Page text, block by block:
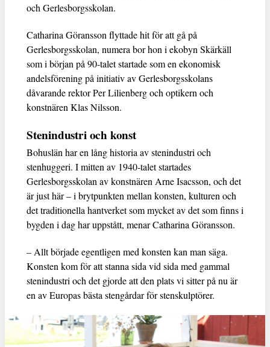
och Gerlesborgsskolan.
Catharina Göransson flyttade hit för att gå på
Gerlesborgsskolan, numera bor hon i ekobyn Skärkäll
som i början på 90-talet startade som en ekonomisk
andelsförening på initiativ av Gerlesborgsskolans
dåvarande rektor Per Lilienberg och optikern och
konstnären Klas Nilsson.
Stenindustri och konst
Bohuslän har en lång historia av stenindustri och
stenhuggeri. I mitten av 1940-talet startades
Gerlesborgsskolan av konstnären Arne Isacsson, och det
är just här – i brytpunkten mellan konsten, kulturen och
det traditionella hantverket som mycket av det som finns i
bygden i dag har uppstått, menar Catharina Göransson.
– Allt började egentligen med konsten kan man säga.
Konsten kom för att stanna sida vid sida med gammal
stenindustri och det gjorde att den plats vi sitter på nu är
en av Europas bästa stengårdar för stenskulptörer.